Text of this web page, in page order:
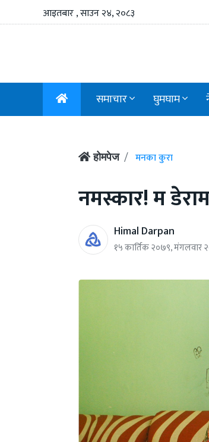
आइतबार , साउन २४, २०८३
समाचार घुमघाम
होमपेज मनका कुरा
नमस्कार! म
Himal Darpan
१५ कार्तिक २०७९, मंगलवार